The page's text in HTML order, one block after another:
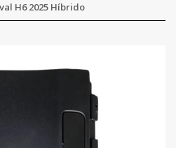
H6 2025 Híbrido